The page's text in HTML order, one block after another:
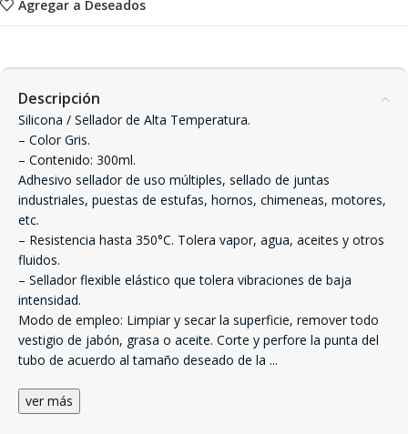
Agregar a Deseados
Descripción
Silicona / Sellador de Alta Temperatura.
– Color Gris.
– Contenido: 300ml.
Adhesivo sellador de uso múltiples, sellado de juntas
industriales, puestas de estufas, hornos, chimeneas, motores,
etc.
– Resistencia hasta 350°C. Tolera vapor, agua, aceites y otros
fluidos.
– Sellador flexible elástico que tolera vibraciones de baja
intensidad.
Modo de empleo: Limpiar y secar la superficie, remover todo
vestigio de jabón, grasa o aceite. Corte y perfore la punta del
tubo de acuerdo al tamaño deseado de la ...
ver más